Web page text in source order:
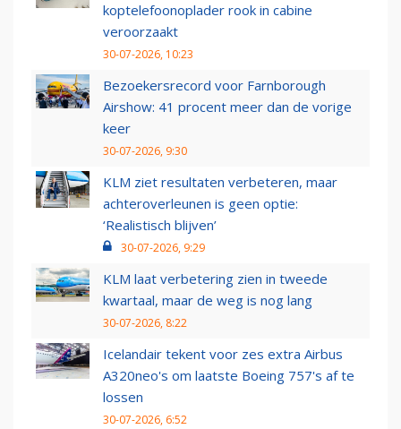
koptelefoonoplader rook in cabine
veroorzaakt
30-07-2026, 10:23
Bezoekersrecord voor Farnborough
Airshow: 41 procent meer dan de vorige
keer
30-07-2026, 9:30
KLM ziet resultaten verbeteren, maar
achteroverleunen is geen optie:
‘Realistisch blijven’
30-07-2026, 9:29
KLM laat verbetering zien in tweede
kwartaal, maar de weg is nog lang
30-07-2026, 8:22
Icelandair tekent voor zes extra Airbus
A320neo's om laatste Boeing 757's af te
lossen
30-07-2026, 6:52